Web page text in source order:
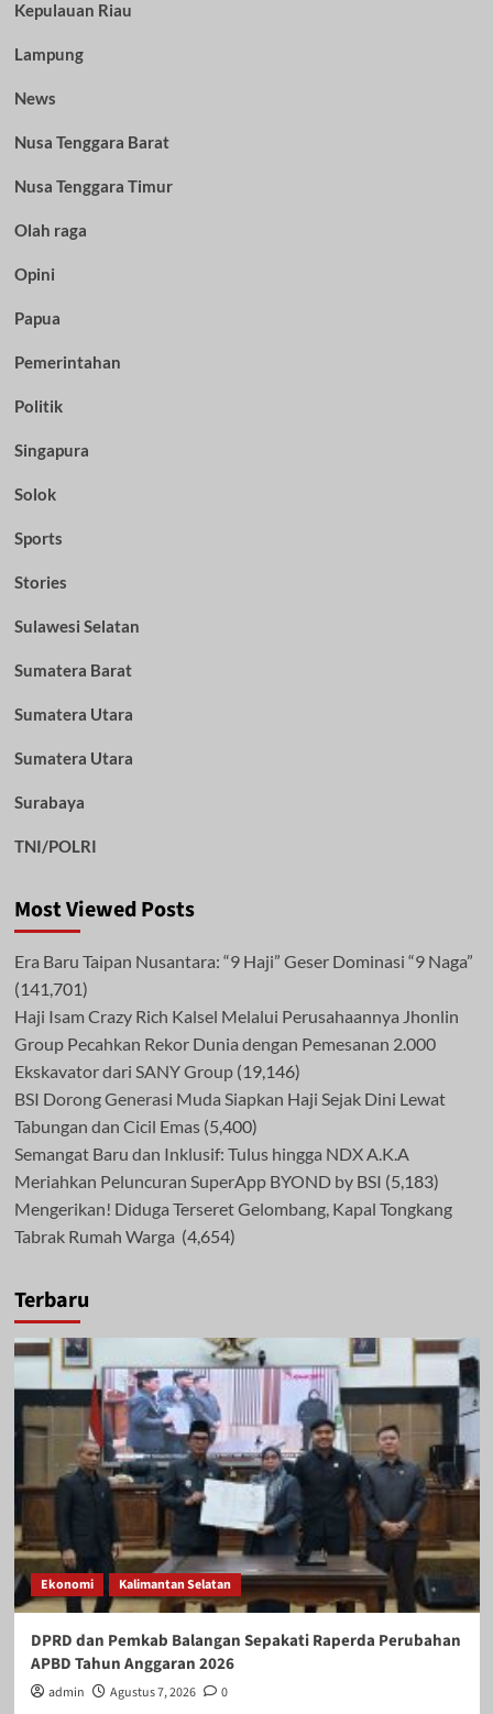
Kepulauan Riau
Lampung
News
Nusa Tenggara Barat
Nusa Tenggara Timur
Olah raga
Opini
Papua
Pemerintahan
Politik
Singapura
Solok
Sports
Stories
Sulawesi Selatan
Sumatera Barat
Sumatera Utara
Sumatera Utara
Surabaya
TNI/POLRI
Most Viewed Posts
Era Baru Taipan Nusantara: “9 Haji” Geser Dominasi “9 Naga”
(141,701)
Haji Isam Crazy Rich Kalsel Melalui Perusahaannya Jhonlin
Group Pecahkan Rekor Dunia dengan Pemesanan 2.000
Ekskavator dari SANY Group (19,146)
BSI Dorong Generasi Muda Siapkan Haji Sejak Dini Lewat
Tabungan dan Cicil Emas (5,400)
Semangat Baru dan Inklusif: Tulus hingga NDX A.K.A
Meriahkan Peluncuran SuperApp BYOND by BSI (5,183)
Mengerikan! Diduga Terseret Gelombang, Kapal Tongkang
Tabrak Rumah Warga (4,654)
Terbaru
Ekonomi Kalimantan Selatan
DPRD dan Pemkab Balangan Sepakati Raperda Perubahan
APBD Tahun Anggaran 2026
admin Agustus 7, 2026 0